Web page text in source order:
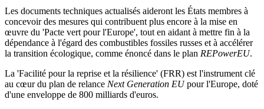
Les documents techniques actualisés aideront les États membres à
concevoir des mesures qui contribuent plus encore à la mise en
œuvre du 'Pacte vert pour l'Europe', tout en aidant à mettre fin à la
dépendance à l'égard des combustibles fossiles russes et à accélérer
la transition écologique, comme énoncé dans le plan REPowerEU.
La 'Facilité pour la reprise et la résilience' (FRR) est l'instrument clé
au cœur du plan de relance Next Generation EUpour l'Europe, doté
d'une enveloppe de 800 milliards d'euros.